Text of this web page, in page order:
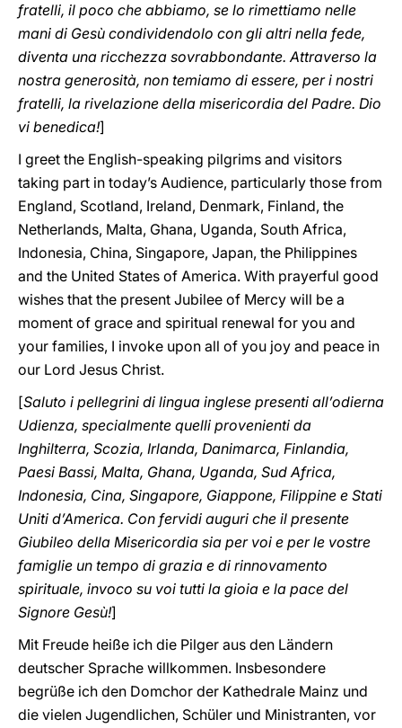
fratelli, il poco che abbiamo, se lo rimettiamo nelle
mani di Gesù condividendolo con gli altri nella fede,
diventa una ricchezza sovrabbondante. Attraverso la
nostra generosità, non temiamo di essere, per i nostri
fratelli, la rivelazione della misericordia del Padre. Dio
vi benedica!]
I greet the English-speaking pilgrims and visitors
taking part in today’s Audience, particularly those from
England, Scotland, Ireland, Denmark, Finland, the
Netherlands, Malta, Ghana, Uganda, South Africa,
Indonesia, China, Singapore, Japan, the Philippines
and the United States of America. With prayerful good
wishes that the present Jubilee of Mercy will be a
moment of grace and spiritual renewal for you and
your families, I invoke upon all of you joy and peace in
our Lord Jesus Christ.
[Saluto i pellegrini di lingua inglese presenti all’odierna
Udienza, specialmente quelli provenienti da
Inghilterra, Scozia, Irlanda, Danimarca, Finlandia,
Paesi Bassi, Malta, Ghana, Uganda, Sud Africa,
Indonesia, Cina, Singapore, Giappone, Filippine e Stati
Uniti d’America. Con fervidi auguri che il presente
Giubileo della Misericordia sia per voi e per le vostre
famiglie un tempo di grazia e di rinnovamento
spirituale, invoco su voi tutti la gioia e la pace del
Signore Gesù!]
Mit Freude heiße ich die Pilger aus den Ländern
deutscher Sprache willkommen. Insbesondere
begrüße ich den Domchor der Kathedrale Mainz und
die vielen Jugendlichen, Schüler und Ministranten, vor